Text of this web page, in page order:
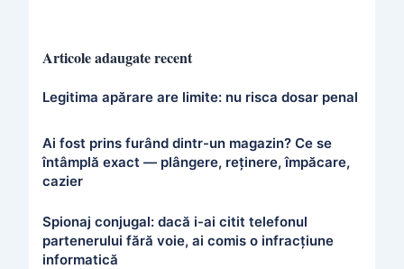
Articole adaugate recent
Legitima apărare are limite: nu risca dosar penal
Ai fost prins furând dintr-un magazin? Ce se
întâmplă exact — plângere, reținere, împăcare,
cazier
Spionaj conjugal: dacă i-ai citit telefonul
partenerului fără voie, ai comis o infracțiune
informatică